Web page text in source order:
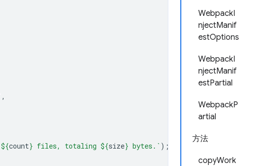
WebpackI
njectManif
estOptions
WebpackI
njectManif
estPartial
WebpackP
artial
方法
copyWork
,
${count} files, totaling ${size} bytes.` );